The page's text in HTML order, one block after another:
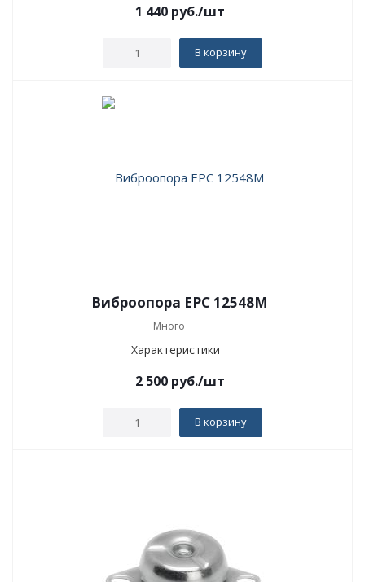
1 440руб./шт
В корзину
Виброопора EPC 12548M
Много
Характеристики
2 500руб./шт
В корзину